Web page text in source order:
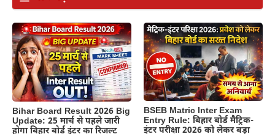
Bihar Board Result 2026 Big
Update: 25 मार्च से पहले जारी
होगा बिहार बोर्ड इंटर का रिजल्ट
BSEB Matric Inter Exam
Entry Rule: बिहार बोर्ड मैट्रिक-
इंटर परीक्षा 2026 को लेकर बड़ा